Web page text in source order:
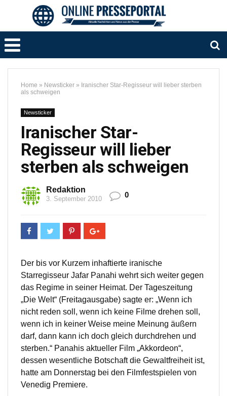
Home » Newsticker » Iranischer Star-Regisseur will lieber sterben
als schweigen
Newsticker
Iranischer Star-
Regisseur will lieber
sterben als schweigen
Redaktion
3. September 2010 0
Der bis vor Kurzem inhaftierte iranische
Starregisseur Jafar Panahi wehrt sich weiter gegen
das Regime in seiner Heimat. Der Tageszeitung
„Die Welt“ (Freitagausgabe) sagte er: „Wenn ich
nicht reden soll, wenn ich keine Filme drehen soll,
wenn ich in keiner Weise meine Meinung äußern
darf, dann kann ich doch gleich durchdrehen und
sterben.“ Panahis aktueller Film „Akkordeon“,
dessen wesentliche Botschaft die Gewaltfreiheit ist,
hatte am Donnerstag bei den Filmfestspielen von
Venedig Premiere.